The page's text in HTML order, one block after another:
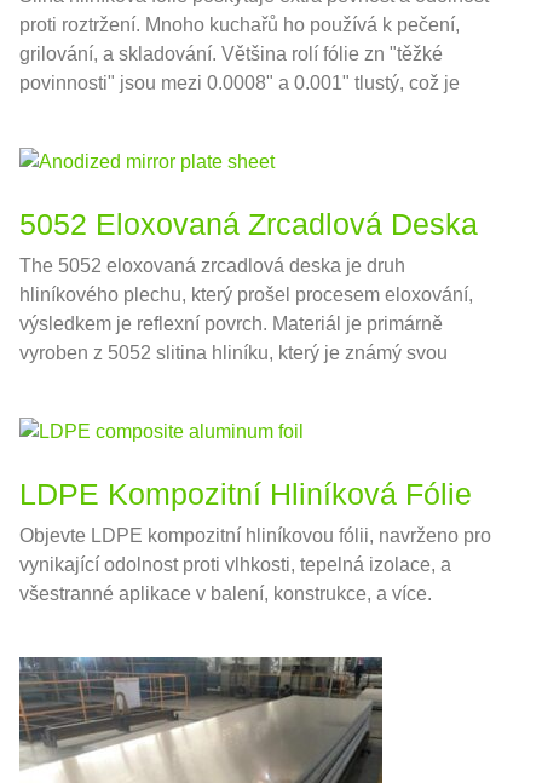
proti roztržení. Mnoho kuchařů ho používá k pečení,
grilování, a skladování. Většina rolí fólie zn "těžké
povinnosti" jsou mezi 0.0008" a 0.001" tlustý, což je
5052 Eloxovaná Zrcadlová Deska
The 5052 eloxovaná zrcadlová deska je druh
hliníkového plechu, který prošel procesem eloxování,
výsledkem je reflexní povrch. Materiál je primárně
vyroben z 5052 slitina hliníku, který je známý svou
LDPE Kompozitní Hliníková Fólie
Objevte LDPE kompozitní hliníkovou fólii, navrženo pro
vynikající odolnost proti vlhkosti, tepelná izolace, a
všestranné aplikace v balení, konstrukce, a více.